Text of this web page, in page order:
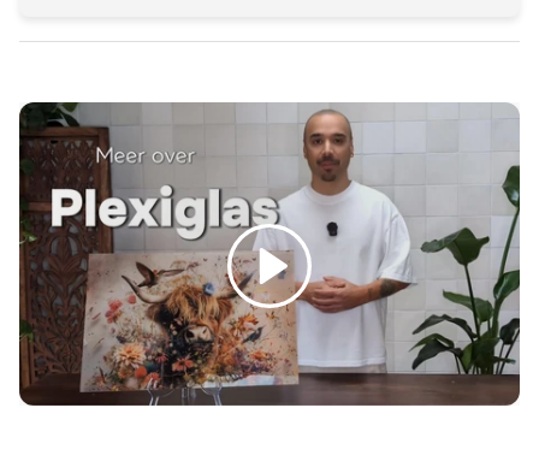
Spelen